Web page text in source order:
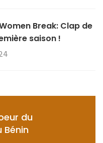
Break: Clap de
saison !
du